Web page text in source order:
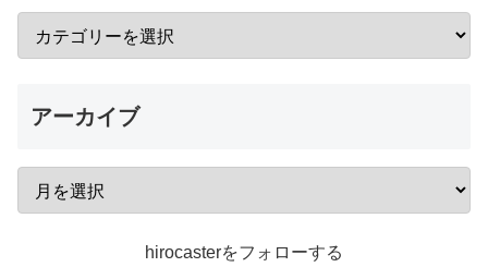
アーカイブ
hirocasterをフォローする